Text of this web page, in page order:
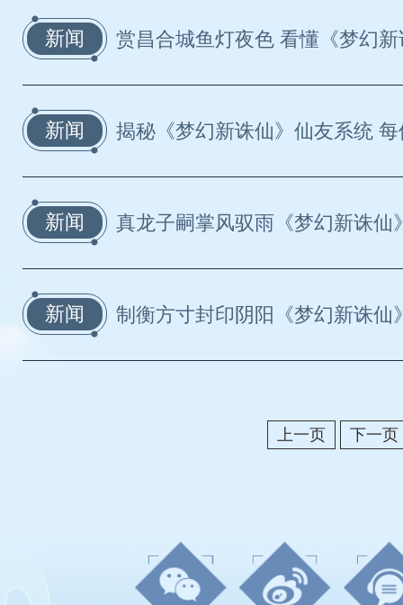
新闻 赏昌合城鱼灯夜色 看懂《梦幻
新闻 揭秘《梦幻新诛仙》仙友系统
新闻 真龙子嗣掌风驭雨《梦幻新诛仙
新闻 制衡方寸封印阴阳《梦幻新诛仙
上一页 下一页